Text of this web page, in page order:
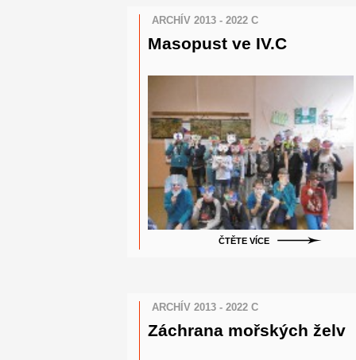
ARCHÍV 2013 - 2022 C
Masopust ve IV.C
ČTĚTE VÍCE
ARCHÍV 2013 - 2022 C
Záchrana mořských želv